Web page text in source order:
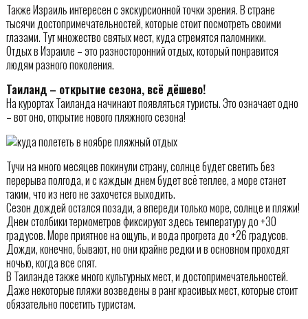
Также Израиль интересен с экскурсионной точки зрения. В стране
тысячи достопримечательностей, которые стоит посмотреть своими
глазами. Тут множество святых мест, куда стремятся паломники.
Отдых в Израиле – это разносторонний отдых, который понравится
людям разного поколения.
Таиланд – открытие сезона, всё дёшево!
На курортах Таиланда начинают появляться туристы. Это означает одно
– вот оно, открытие нового пляжного сезона!
Тучи на много месяцев покинули страну, солнце будет светить без
перерыва полгода, и с каждым днем будет всё теплее, а море станет
таким, что из него не захочется выходить.
Сезон дождей остался позади, а впереди только море, солнце и пляжи!
Днем столбики термометров фиксируют здесь температуру до +30
градусов. Море приятное на ощупь, и вода прогрета до +26 градусов.
Дожди, конечно, бывают, но они крайне редки и в основном проходят
ночью, когда все спят.
В Таиланде также много культурных мест, и достопримечательностей.
Даже некоторые пляжи возведены в ранг красивых мест, которые стоит
обязательно посетить туристам.